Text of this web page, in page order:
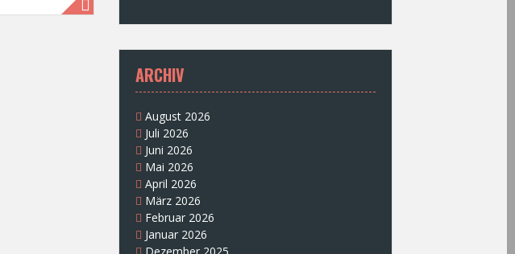
ARCHIV
August 2026
Juli 2026
Juni 2026
Mai 2026
April 2026
März 2026
Februar 2026
Januar 2026